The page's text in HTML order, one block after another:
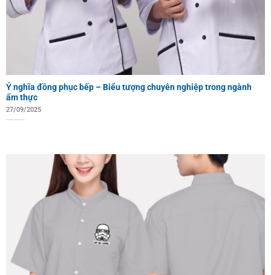
Ý nghĩa đồng phục bếp – Biểu tượng chuyên nghiệp trong ngành
ẩm thực
27/09/2025